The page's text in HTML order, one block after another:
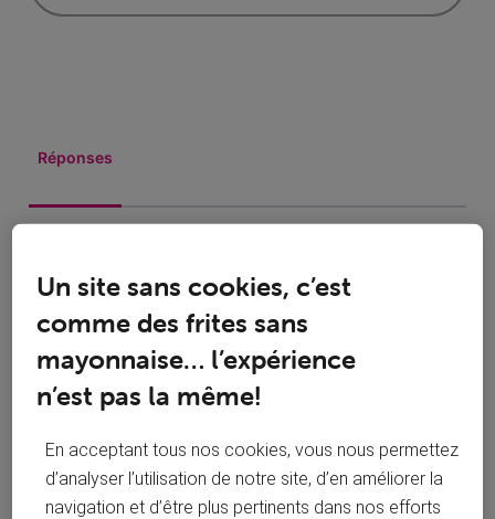
Réponses
Oldest First
Selected
Oldest
First
Solution acceptée
Marcs +9 plus
il y a 9 ans
Un site sans cookies, c’est
comme des frites sans
mayonnaise… l’expérience
n’est pas la même!
En acceptant tous nos cookies, vous nous permettez
d’analyser l’utilisation de notre site, d’en améliorer la
navigation et d’être plus pertinents dans nos efforts